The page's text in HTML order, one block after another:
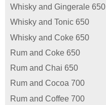
Whisky and Gingerale 650
Whisky and Tonic 650
Whisky and Coke 650
Rum and Coke 650
Rum and Chai 650
Rum and Cocoa 700
Rum and Coffee 700